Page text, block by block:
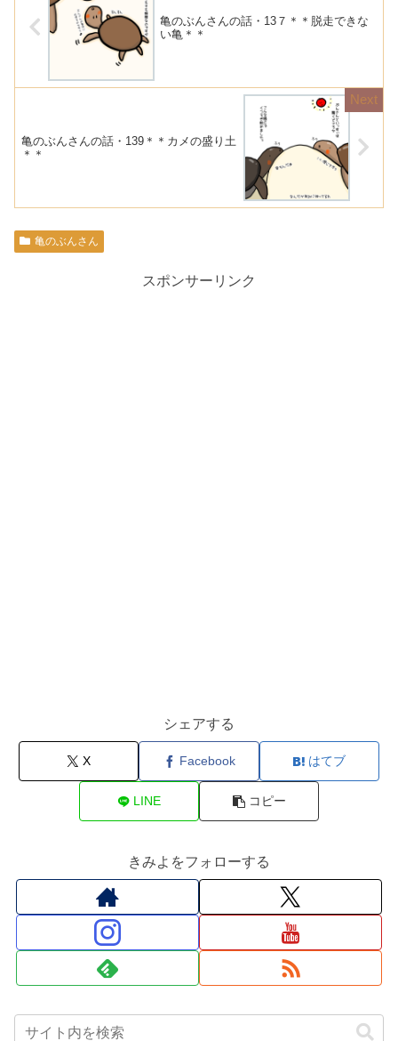
亀のぶんさんの話・13７＊＊脱走できな
い亀＊＊
亀のぶんさんの話・139＊＊カメの盛り土
＊＊
亀のぶんさん
スポンサーリンク
シェアする
X Facebook はてブ
LINE コピー
きみよをフォローする